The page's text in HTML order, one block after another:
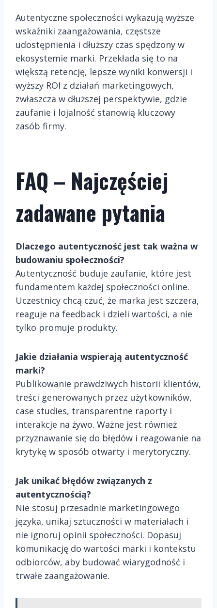
Autentyczne społeczności wykazują wyższe
wskaźniki zaangażowania, częstsze
udostępnienia i dłuższy czas spędzony w
ekosystemie marki. Przekłada się to na
większą retencję, lepsze wyniki konwersji i
wyższy ROI z działań marketingowych,
zwłaszcza w dłuższej perspektywie, gdzie
zaufanie i lojalność stanowią kluczowy
zasób firmy.
FAQ – Najczęściej
zadawane pytania
Dlaczego autentyczność jest tak ważna w
budowaniu społeczności?
Autentyczność buduje zaufanie, które jest
fundamentem każdej społeczności online.
Uczestnicy chcą czuć, że marka jest szczera,
reaguje na feedback i dzieli wartości, a nie
tylko promuje produkty.
Jakie działania wspierają autentyczność
marki?
Publikowanie prawdziwych historii klientów,
treści generowanych przez użytkowników,
case studies, transparentne raporty i
interakcje na żywo. Ważne jest również
przyznawanie się do błędów i reagowanie na
krytykę w sposób otwarty i merytoryczny.
Jak unikać błędów związanych z
autentycznością?
Nie stosuj przesadnie marketingowego
języka, unikaj sztuczności w materiałach i
nie ignoruj opinii społeczności. Dopasuj
komunikację do wartości marki i kontekstu
odbiorców, aby budować wiarygodność i
trwałe zaangażowanie.